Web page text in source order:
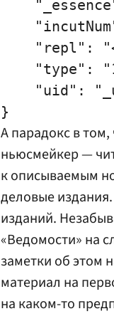
"repl":
"type":
"uid":
А парадокс в
ньюсмейкер —
к описываемым
деловые
изданий.
«Ведомости» на
заметки об этом
материал на
на каком-то